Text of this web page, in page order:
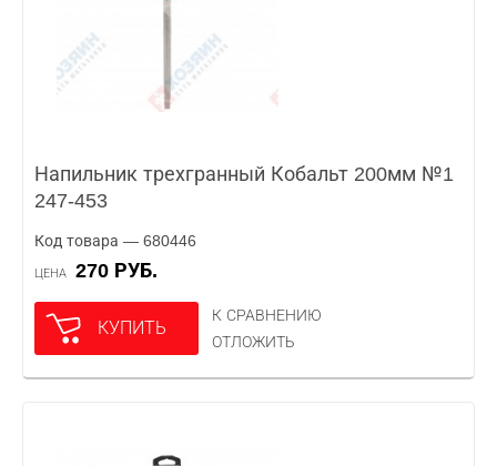
Напильник трехгранный Кобальт 200мм №1
247-453
Код товара — 680446
ЦЕНА 270 РУБ.
КУПИТЬ
К СРАВНЕНИЮ
ОТЛОЖИТЬ